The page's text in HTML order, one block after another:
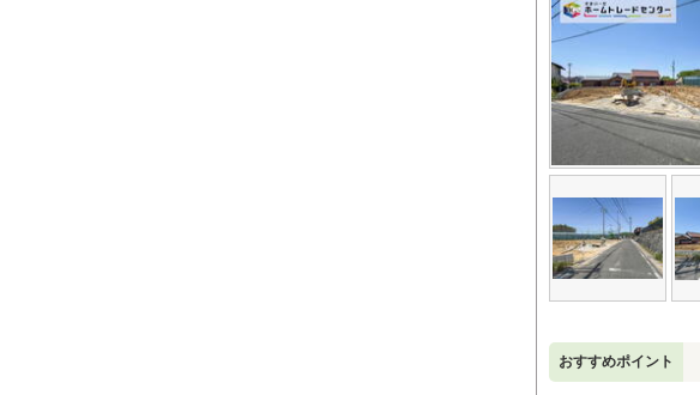
おすすめポイント